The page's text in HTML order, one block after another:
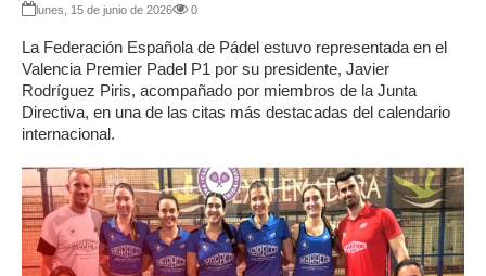
lunes, 15 de junio de 2026 0
La Federación Española de Pádel estuvo representada en el
Valencia Premier Padel P1 por su presidente, Javier
Rodríguez Piris, acompañado por miembros de la Junta
Directiva, en una de las citas más destacadas del calendario
internacional.